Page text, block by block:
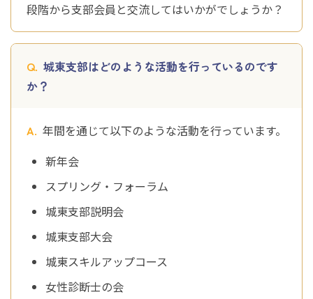
段階から支部会員と交流してはいかがでしょうか？
城東支部はどのような活動を行っているのです
か？
年間を通じて以下のような活動を行っています。
新年会
スプリング・フォーラム
城東支部説明会
城東支部大会
城東スキルアップコース
女性診断士の会